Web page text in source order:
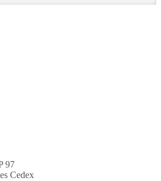
97
Cedex